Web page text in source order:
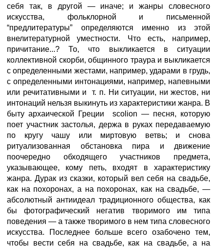
себя так, в другой — иначе; и жанры словесного
искусства, фольклорной и письменной
“предлитературы” определяются именно из этой
внелитературной уместности. Что есть, например,
причитание...? То, что выкликается в ситуации
коллективной скорби, общинного траура и выкликается
с определенными жестами, например, ударами в грудь,
с определенными интонациями, например, напевными
или речитативными и т. п. Ни ситуации, ни жестов, ни
интонаций нельзя выкинуть из характеристики жанра. В
быту архаической Греции scolion — песня, которую
поет участник застолья, держа в руках передаваемую
по кругу чашу или миртовую ветвь; и снова
ритуализованная обстановка пира и движение
поочередно обходящего участников предмета,
указывающее, кому петь, входят в характеристику
жанра. Дурак из сказки, который вел себя на свадьбе,
как на похоронах, а на похоронах, как на свадьбе, —
абсолютный антиидеал традиционного общества, как
бы фотографический негатив творимого им типа
поведения — а также творимого в нем типа словесного
искусства. Последнее больше всего озабочено тем,
чтобы вести себя на свадьбе, как на свадьбе, а на